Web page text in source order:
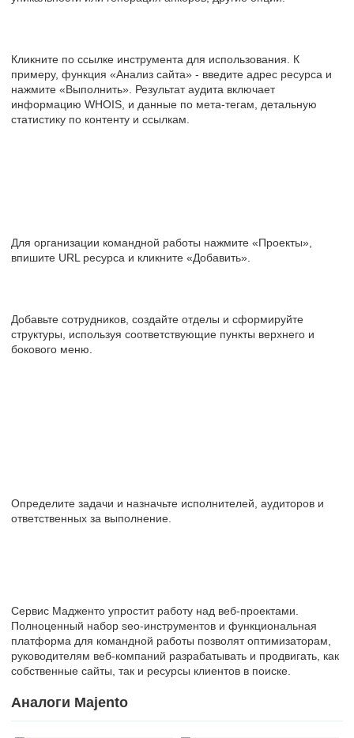
Кликните по ссылке инструмента для использования. К
примеру, функция «Анализ сайта» - введите адрес ресурса и
нажмите «Выполнить». Результат аудита включает
информацию WHOIS, и данные по мета-тегам, детальную
статистику по контенту и ссылкам.
Для организации командной работы нажмите «Проекты»,
впишите URL ресурса и кликните «Добавить».
Добавьте сотрудников, создайте отделы и сформируйте
структуры, используя соответствующие пункты верхнего и
бокового меню.
Определите задачи и назначьте исполнителей, аудиторов и
ответственных за выполнение.
Сервис Мадженто упростит работу над веб-проектами.
Полноценный набор seo-инструментов и функциональная
платформа для командной работы позволят оптимизаторам,
руководителям веб-компаний разрабатывать и продвигать, как
собственные сайты, так и ресурсы клиентов в поиске.
Аналоги Majento